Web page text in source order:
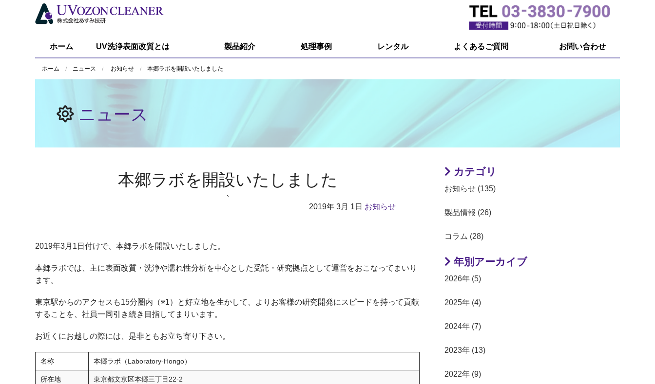
ホーム UV洗浄表面改質とは 製品紹介
接触角計、ぬれ性評価装置
処理事例 レンタル よくあるご質問 お問い合わせ
ホーム ニュース お知らせ 本郷ラボを開設いたしました
ニュース
本郷ラボを開設いたしました
`
2019年 3月 1日 お知らせ
2019年3月1日付けで、本郷ラボを開設いたしました。
本郷ラボでは、主に表面改質・洗浄や濡れ性分析を中心とした受託・研究拠点として運営をおこなってまいり
ます。
東京駅からのアクセスも15分圏内（※1）と好立地を生かして、よりお客様の研究開発にスピードを持って貢献
することを、社員一同引き続き目指してまりいます。
お近くにお越しの際には、是非ともお立ち寄り下さい。
名称 本郷ラボ（Laboratory-Hongo）
所在地 東京都文京区本郷三丁目22-2
カテゴリ
お知らせ (135)
製品情報 (26)
コラム (28)
年別アーカイブ
2026年 (5)
2025年 (4)
2024年 (7)
2023年 (13)
2022年 (9)